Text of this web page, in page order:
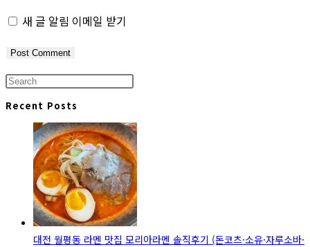
새 글 알림 이메일 받기
Press
close
the
search
panel.
Recent Posts
대전 월평동 라멘 맛집 모리아라멘 솔직후기 (돈코츠·소유·자루소바·